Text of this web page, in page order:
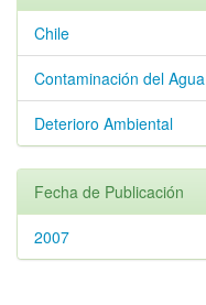
Chile
Contaminación del Agua
Deterioro Ambiental
Fecha de Publicación
2007